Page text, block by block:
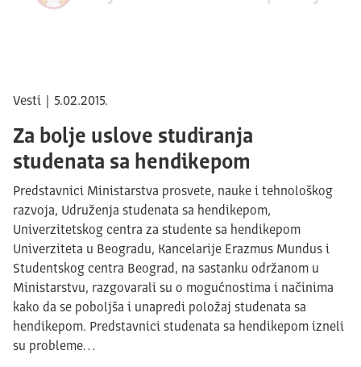
Vesti | 5.02.2015.
Za bolje uslove studiranja
studenata sa hendikepom
Predstavnici Ministarstva prosvete, nauke i tehnološkog
razvoja, Udruženja studenata sa hendikepom,
Univerzitetskog centra za studente sa hendikepom
Univerziteta u Beogradu, Kancelarije Erazmus Mundus i
Studentskog centra Beograd, na sastanku održanom u
Ministarstvu, razgovarali su o mogućnostima i načinima
kako da se poboljša i unapredi položaj studenata sa
hendikepom. Predstavnici studenata sa hendikepom izneli
su probleme…